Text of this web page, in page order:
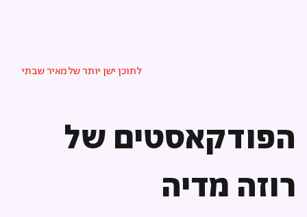
הפודקאסטים של
רוזה מדיה
לתוכן ישן יותר שלמאיר שבתי